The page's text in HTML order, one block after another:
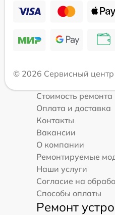
© 2026 Сервисный центр
Стоимость ремонта
Оплата и доставка
Контакты
Вакансии
О компании
Ремонтируемые
Наши услуги
Согласие на
Способы оплаты
Ремонт